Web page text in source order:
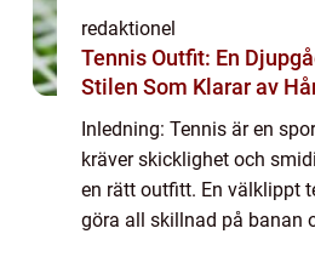
redaktionel
Tennis Outfit: En
Stilen Som Klarar av
Inledning: Tennis är en
kräver skicklighet och
en rätt outfitt. En välklippt
göra all skillnad på banan